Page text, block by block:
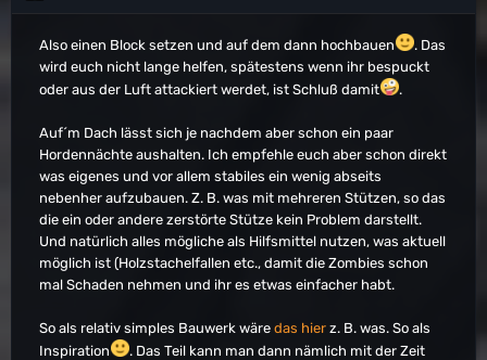
Also einen Block setzen und auf dem dann hochbauen
. Das
wird euch nicht lange helfen, spätestens wenn ihr bespuckt
oder aus der Luft attackiert werdet, ist Schluß damit
.
Auf´m Dach lässt sich je nachdem aber schon ein paar
Hordennächte aushalten. Ich empfehle euch aber schon direkt
was eigenes und vor allem stabiles ein wenig abseits
nebenher aufzubauen. Z. B. was mit mehreren Stützen, so das
die ein oder andere zerstörte Stütze kein Problem darstellt.
Und natürlich alles mögliche als Hilfsmittel nutzen, was aktuell
möglich ist (Holzstachelfallen etc., damit die Zombies schon
mal Schaden nehmen und ihr es etwas einfacher habt.
So als relativ simples Bauwerk wäre das hier z. B. was. So als
Inspiration
. Das Teil kann man dann nämlich mit der Zeit